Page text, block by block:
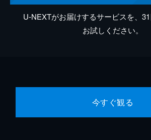
U-NEXTがお届けするサービスを、
お試しください。
今すぐ観る